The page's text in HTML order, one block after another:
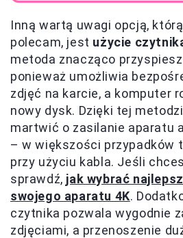
Inną wartą uwagi opcją,
polecam, jest użycie
metoda znacząco
ponieważ umożliwia
zdjęć na karcie, a komputer
nowy dysk. Dzięki tej
martwić o zasilanie aparatu
– w większości przypadków
przy użyciu kabla. Jeśli
sprawdź, jak wybrać
swojego aparatu 4K.
czytnika pozwala wygodnie
zdjęciami, a przenoszenie